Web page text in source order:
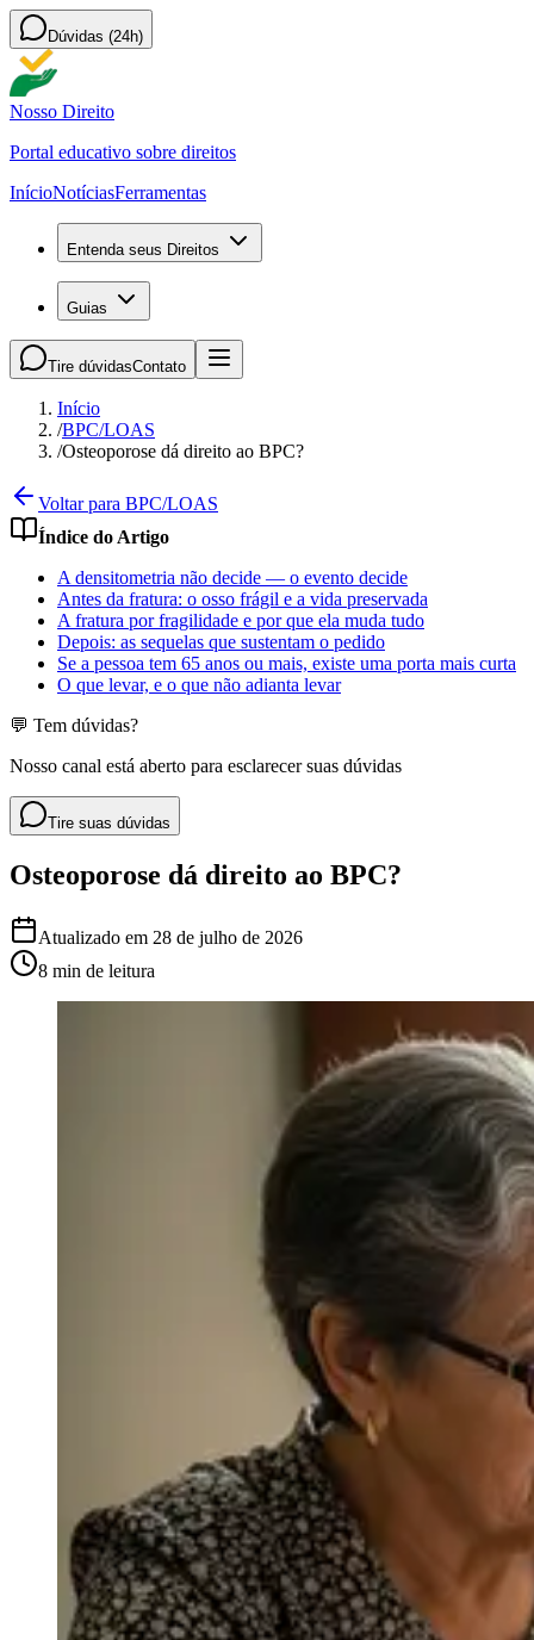
Dúvidas (24h)
Nosso Direito
Portal educativo sobre direitos
InícioNotíciasFerramentas
Entenda seus Direitos
Guias
Tire dúvidasContato
Início
/BPC/LOAS
/Osteoporose dá direito ao BPC?
Voltar para BPC/LOAS
Índice do Artigo
A densitometria não decide — o evento decide
Antes da fratura: o osso frágil e a vida preservada
A fratura por fragilidade e por que ela muda tudo
Depois: as sequelas que sustentam o pedido
Se a pessoa tem 65 anos ou mais, existe uma porta mais curta
O que levar, e o que não adianta levar
💬 Tem dúvidas?
Nosso canal está aberto para esclarecer suas dúvidas
Tire suas dúvidas
Osteoporose dá direito ao BPC?
Atualizado em 28 de julho de 2026
8 min de leitura